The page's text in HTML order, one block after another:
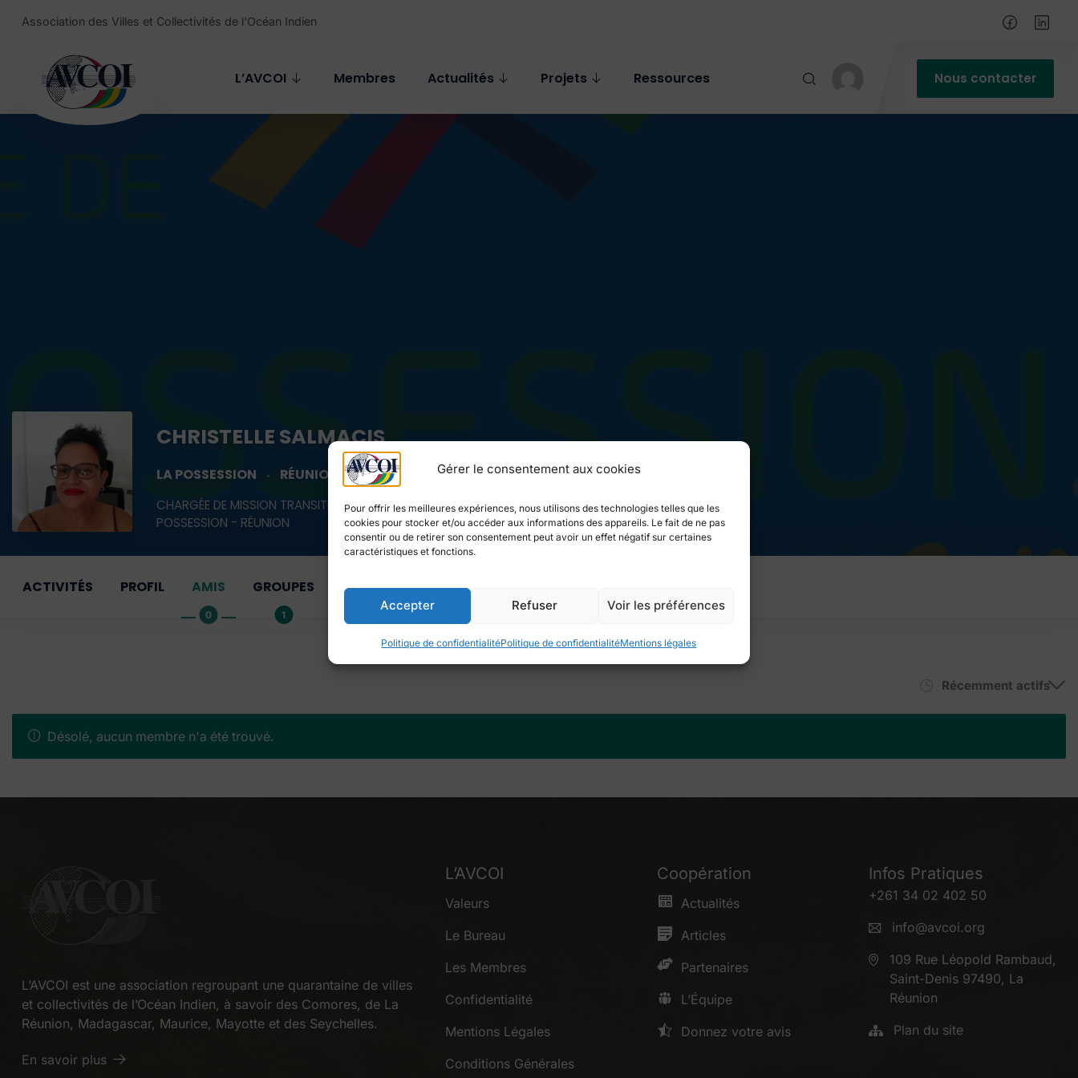
Gérer le consentement aux cookies
Pour offrir les meilleures expériences, nous utilisons des technologies telles que les
cookies pour stocker et/ou accéder aux informations des appareils. Le fait de ne pas
consentir ou de retirer son consentement peut avoir un effet négatif sur certaines
caractéristiques et fonctions.
Accepter Refuser Voir les préférences
Politique de confidentialitéPolitique de confidentialitéMentions légales
Association des Villes et Collectivités de l'Océan Indien
L’AVCOI Membres Actualités Projets Ressources Nous contacter
CHRISTELLE SALMACIS
LA POSSESSION RÉUNION
CHARGÉE DE MISSION TRANSITION ÉCOLOGIQUE ET COOPÉRATION - LA
POSSESSION - RÉUNION
ACTIVITÉS PROFIL AMIS
0
GROUPES
1
DOCUMENTS MEDIA
Trier par:
MES
AMIS
Désolé, aucun membre n'a été trouvé.
L’AVCOI est une association regroupant une quarantaine de villes
et collectivités de l’Océan Indien, à savoir des Comores, de La
Réunion, Madagascar, Maurice, Mayotte et des Seychelles.
En savoir plus
L’AVCOI
Valeurs
Le Bureau
Les Membres
Confidentialité
Mentions Légales
Conditions Générales
Coopération
Actualités
Articles
Partenaires
L’Équipe
Donnez votre avis
Infos Pratiques
+261 34 02 402 50
info@avcoi.org
109 Rue Léopold Rambaud,
Saint-Denis 97490, La
Réunion
Plan du site